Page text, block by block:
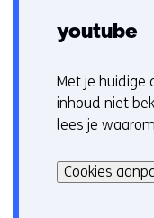
youtube
C
o
o
i
Met je huidige
inhoud niet
lees je
kan
het
Cookies